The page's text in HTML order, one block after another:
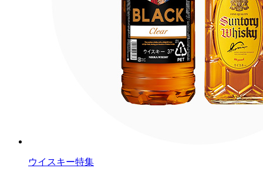
ウイスキー特集